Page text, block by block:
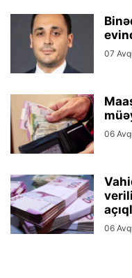
07
06
06